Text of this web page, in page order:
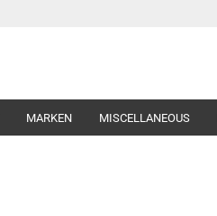
MARKEN MISCELLANEOUS